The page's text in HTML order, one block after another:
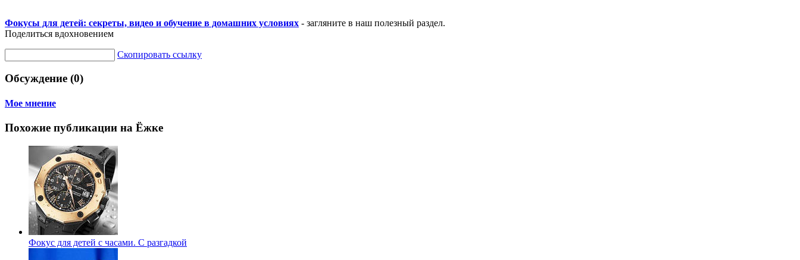
Фокусы для детей: секреты, видео и обучение в домашних условиях - загляните в наш полезный раздел.
Поделиться вдохновением
Скопировать ссылку
Обсуждение (0)
Мое мнение
Похожие публикации на Ёжке
Фокус для детей с часами. С разгадкой